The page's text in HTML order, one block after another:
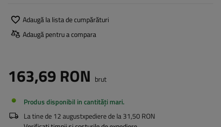
Adaugă la lista de cumpărături
Adaugă pentru a compara
163,69 RON brut
Produs disponibil in cantități mari
La tine de12 augustxpediere de la31,50 RON